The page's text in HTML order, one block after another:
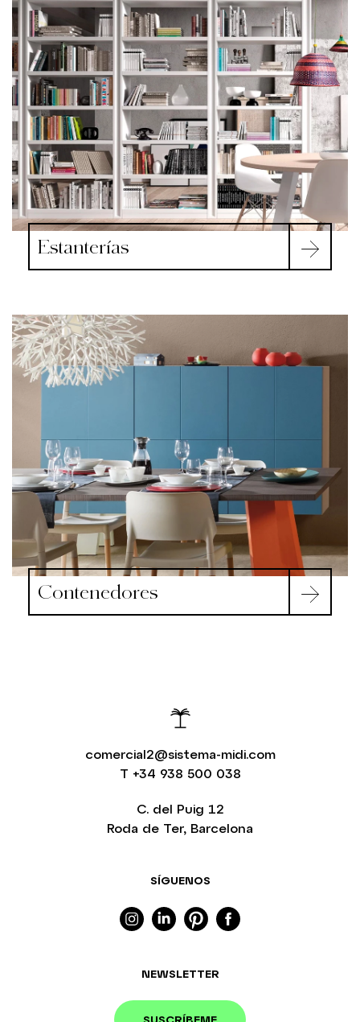
Estanterías
Contenedores
comercial2@sistema-midi.com
T +34 938 500 038
SÍGUENOS
NEWSLETTER
SUSCRÍBEME
C. del Puig 12
Roda de Ter, Barcelona